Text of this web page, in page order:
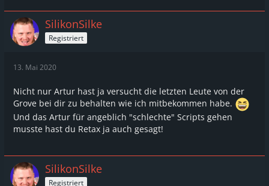
Zusätzlich gibt es auch Admins die sich gerne zu
ihnenTeleportieren
Lasst die Finger von den Server!
SilikonSilke
Registriert
13. Mai 2020
Nicht nur Artur hast ja versucht die letzten Leute von der
Grove bei dir zu behalten wie ich mitbekommen habe.
Und das Artur für angeblich "schlechte" Scripts gehen
musste hast du Retax ja auch gesagt!
SilikonSilke
Registriert